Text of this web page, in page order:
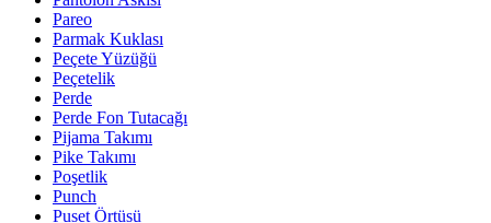
Pareo
Parmak Kuklası
Peçete Yüzüğü
Peçetelik
Perde
Perde Fon Tutacağı
Pijama Takımı
Pike Takımı
Poşetlik
Punch
Puset Örtüsü